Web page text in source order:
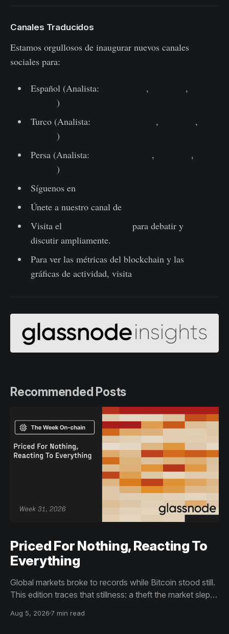
Canales Traducidos
Estamos orgullosos de inaugurar nuevos canales
sociales para:
Español (Analista: ,
,
)
Turco (Analista:
,
,
)
Persa (Analista:
,
,
)
Síguenos en
Únete a nuestro canal de
Visita el
para debatir y
discutir ampliamente.
Para ver las métricas del blockchain y las
gráficas de actividad, visita
Recommended Posts
Priced For Nothing, Reacting To
Everything
Global markets broke to records while Bitcoin stood still.
This edition traces that stillness: a theft the market slept
than capitulation, and an options market priced for
Aug 5, 2026 7 min read